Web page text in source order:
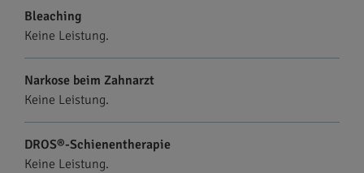
Bleaching
Keine Leistung.
Narkose beim Zahnarzt
Keine Leistung.
DROS®-Schienentherapie
Keine Leistung.